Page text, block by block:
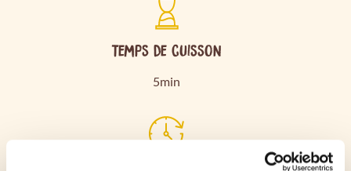
Temps de cuisson
5min